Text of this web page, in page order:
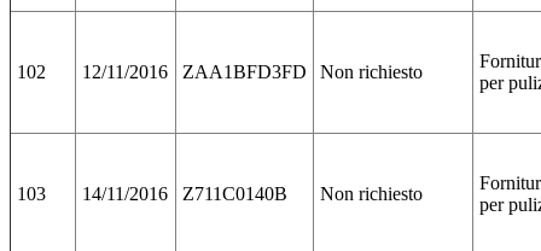
102 12/11/2016 ZAA1BFD3FD Non richiesto
per
103 14/11/2016 Z711C0140B Non richiesto
per